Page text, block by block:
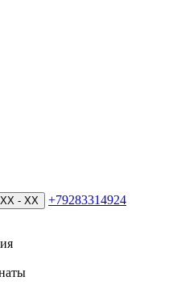
- XX +79283314924